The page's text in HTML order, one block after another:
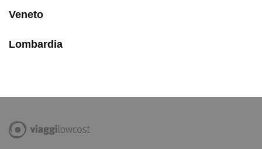
Veneto
Lombardia